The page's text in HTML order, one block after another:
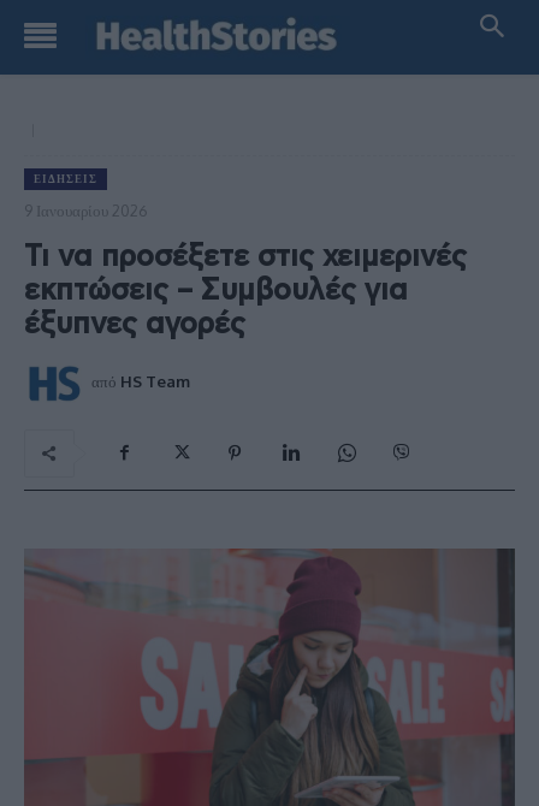
ΕΙΔΉΣΕΙΣ
9 Ιανουαρίου 2026
Τι να προσέξετε στις χειμερινές
εκπτώσεις – Συμβουλές για
έξυπνες αγορές
από HS Team